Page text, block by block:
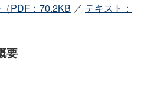
PDF：70.2KB ／ テキスト：
要